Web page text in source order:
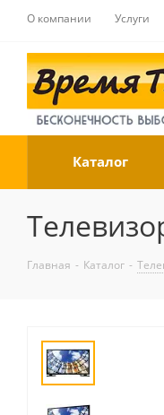
О компании Услуги
Каталог
Главная - Каталог -